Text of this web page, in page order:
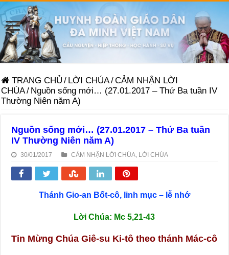
TRANG CHỦ / LỜI CHÚA/CẢM NHẬN LỜI
CHÚA/ Nguồn sống mới… (27.01.2017 – Thứ Ba tuần IV
Thường Niên năm A)
Nguồn sống mới… (27.01.2017 – Thứ Ba tuần
IV Thường Niên năm A)
30/01/2017 CẢM NHẬN LỜI CHÚA LỜI CHÚA
Thánh Gio-an Bốt-cô, linh mục – lễ nhớ
Lời Chúa: Mc 5,21-43
Tin Mừng Chúa Giê-su Ki-tô theo thánh Mác-cô